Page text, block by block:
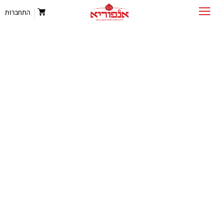
התחברות